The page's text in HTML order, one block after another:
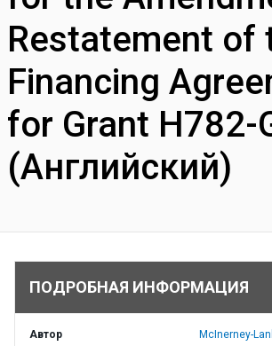
Restatement of
Financing
for Grant H782-
(Английский)
ПОДРОБНАЯ ИНФОРМАЦИЯ
Автор McInerney-